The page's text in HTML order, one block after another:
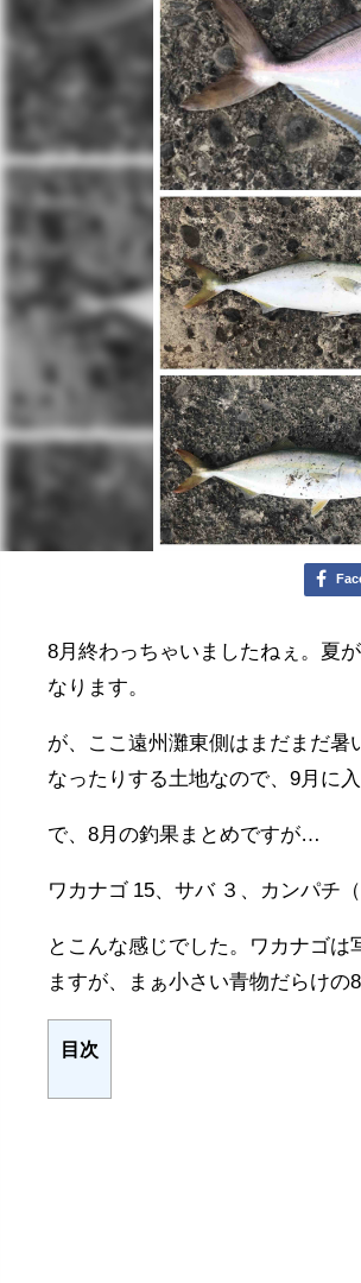
8月終わっちゃいましたねぇ。夏
なります。
が、ここ遠州灘東側はまだまだ暑
なったりする土地なので、9月に
で、8月の釣果まとめですが…
ワカナゴ 15、サバ ３、カンパチ
とこんな感じでした。ワカナゴ
ますが、まぁ小さい青物だらけの
目次